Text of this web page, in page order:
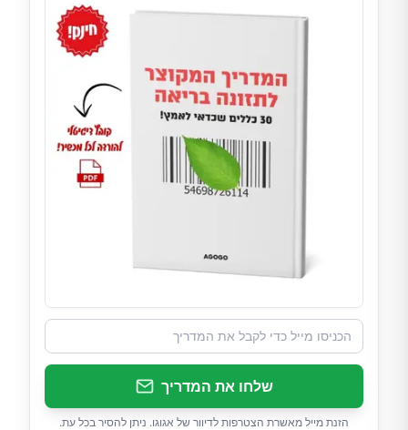
שלחו את המדריך
הזנת מייל מאשרת הצטרפות לדיוור של אגוגו. ניתן להסיר בכל עת.